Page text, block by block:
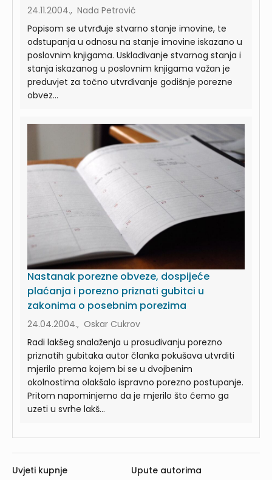
24.11.2004., Nada Petrović
Popisom se utvrđuje stvarno stanje imovine, te
odstupanja u odnosu na stanje imovine iskazano u
poslovnim knjigama. Usklađivanje stvarnog stanja i
stanja iskazanog u poslovnim knjigama važan je
preduvjet za točno utvrđivanje godišnje porezne
obvez...
Nastanak porezne obveze, dospijeće
plaćanja i porezno priznati gubitci u
zakonima o posebnim porezima
24.04.2004., Oskar Cukrov
Radi lakšeg snalaženja u prosuđivanju porezno
priznatih gubitaka autor članka pokušava utvrditi
mjerilo prema kojem bi se u dvojbenim
okolnostima olakšalo ispravno porezno postupanje.
Pritom napominjemo da je mjerilo što ćemo ga
uzeti u svrhe lakš...
Uvjeti kupnje Upute autorima